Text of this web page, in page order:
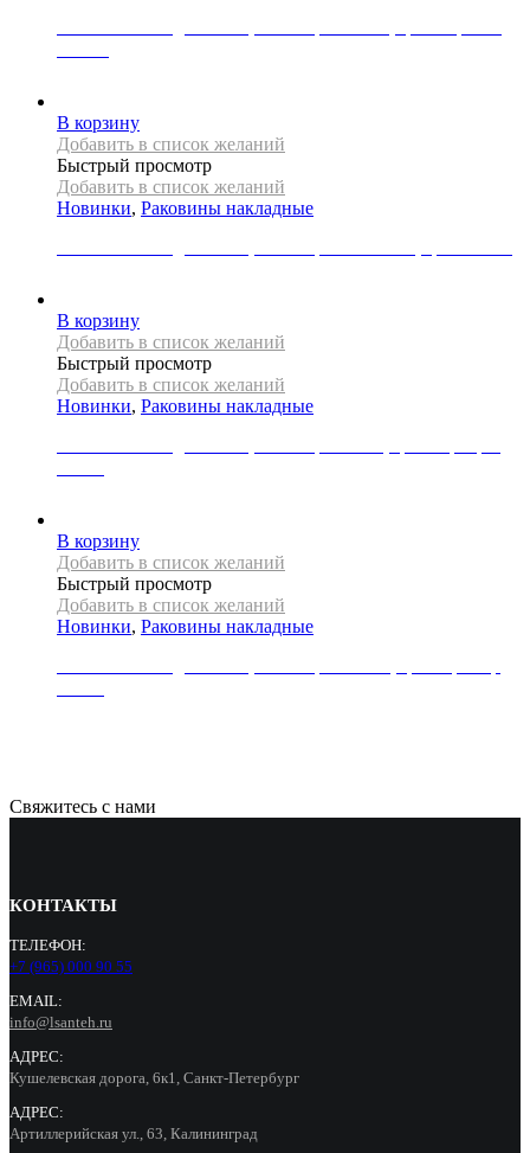
В корзину
Добавить в список желаний
Быстрый просмотр
Добавить в список желаний
Новинки, Раковины накладные
В корзину
Добавить в список желаний
Быстрый просмотр
Добавить в список желаний
Новинки, Раковины накладные
В корзину
Добавить в список желаний
Быстрый просмотр
Добавить в список желаний
Новинки, Раковины накладные
Свяжитесь с нами
КОНТАКТЫ
ТЕЛЕФОН:
+7 (965) 000 90 55
EMAIL:
info@lsanteh.ru
АДРЕС:
Кушелевская дорога, 6к1, Санкт-Петербург
АДРЕС:
Артиллерийская ул., 63, Калининград